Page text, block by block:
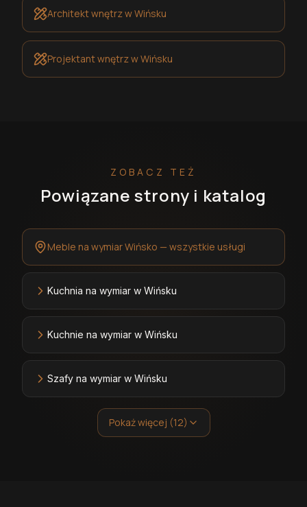
Architekt wnętrzw Wińsku
Projektant wnętrzw Wińsku
ZOBACZ TEŻ
Powiązane strony i katalog
Meble na wymiar Wińsko — wszystkie usługi
Kuchnia na wymiar w Wińsku
Kuchnie na wymiar w Wińsku
Szafy na wymiar w Wińsku
Pokaż więcej (12)